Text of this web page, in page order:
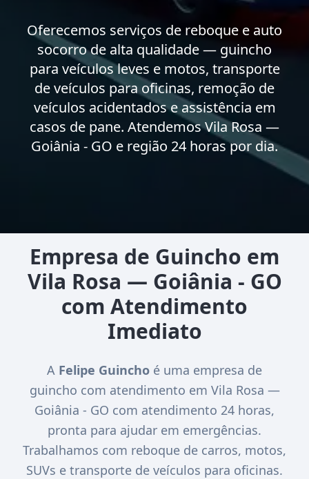
Oferecemos serviços de reboque e auto
socorro de alta qualidade — guincho
para veículos leves e motos, transporte
de veículos para oficinas, remoção de
veículos acidentados e assistência em
casos de pane. Atendemos Vila Rosa —
Goiânia - GO e região 24 horas por dia.
Empresa de Guincho em
Vila Rosa — Goiânia - GO
com Atendimento
Imediato
A Felipe Guincho é uma empresa de
guincho com atendimento em Vila Rosa —
Goiânia - GO com atendimento 24 horas,
pronta para ajudar em emergências.
Trabalhamos com reboque de carros, motos,
SUVs e transporte de veículos para oficinas.